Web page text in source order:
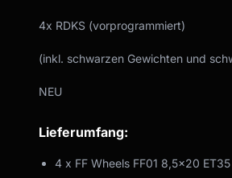
4x RDKS (vorprogrammiert)
(inkl. schwarzen Gewichten und
NEU
Lieferumfang:
4 x FF Wheels FF01 8,5x20